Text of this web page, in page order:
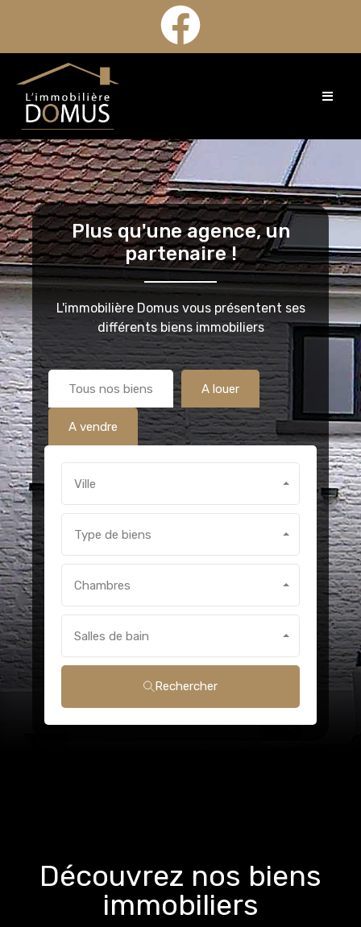
Plus qu'une agence, un
partenaire !
L'immobilière Domus vous présentent ses
différents biens immobiliers
Tous nos biens A louer
A vendre
Ville
Type de biens
Chambres
Salles de bain
Rechercher
Découvrez nos biens
immobiliers